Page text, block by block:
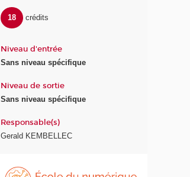
18 crédits
Niveau d'entrée
Sans niveau spécifique
Niveau de sortie
Sans niveau spécifique
Responsable(s)
Gerald KEMBELLEC